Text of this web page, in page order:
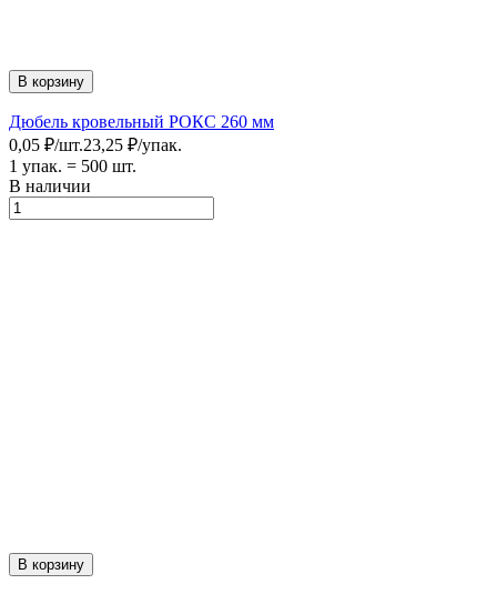
В корзину
Дюбель кровельный РОКС 260 мм
0,05 ₽/шт.23,25 ₽/упак.
1 упак. = 500 шт.
В наличии
В корзину